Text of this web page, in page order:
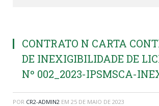
CONTRATO N CARTA
DE INEXIGIBILIDADE DE
Nº 002_2023-IPSMSCA-
POR CR2-ADMIN2 EM 25 DE MAIO DE 2023